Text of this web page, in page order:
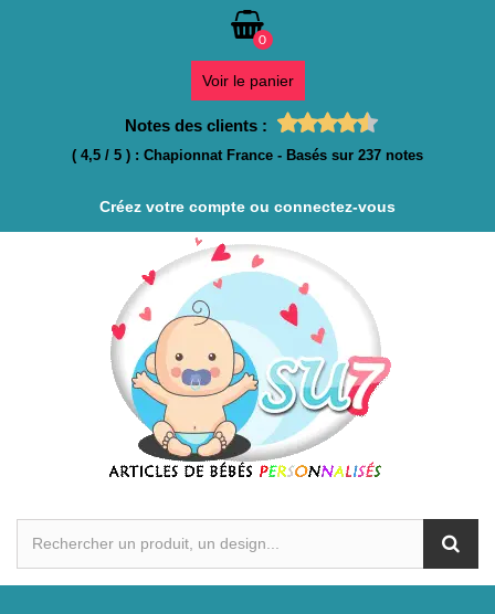
0
Voir le panier
Notes des clients :
( 4,5 / 5 ) : Chapionnat France - Basés sur 237 notes
Créez votre compte ou connectez-vous